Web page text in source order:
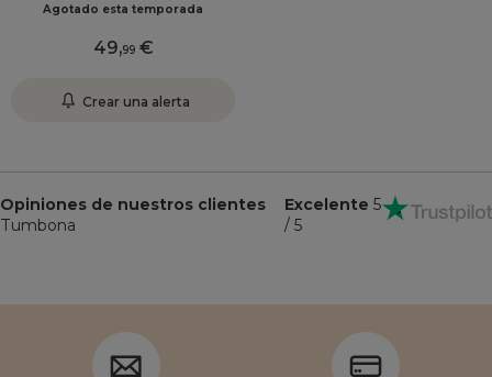
Agotado esta temporada
49,99
Crear una alerta
Opiniones de nuestros clientes
Tumbona
Excelente 5
/ 5